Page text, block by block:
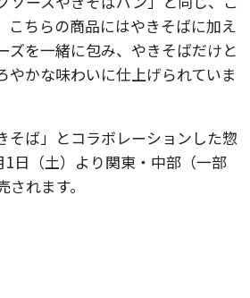
こちらの商品にはやきそばに加え
ズを一緒に包み、やきそばだけと
やかな味わいに仕上げられていま
そば」とコラボレーションした惣
1日（土）より関東・中部（一部
れます。